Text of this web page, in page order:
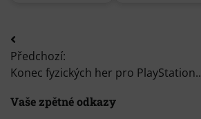
Navigace
pro
příspěvek
Předchozí:
Konec fyzických her pro PlayStation..
Vaše zpětné odkazy